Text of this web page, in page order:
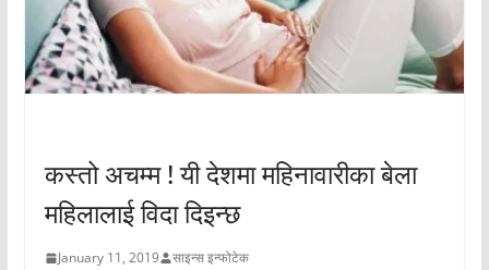
कस्तो अचम्म ! यी देशमा महिनावारीका बेला
महिलालाई विदा दिइन्छ
January 11, 2019 साइन्स इन्फोटेक